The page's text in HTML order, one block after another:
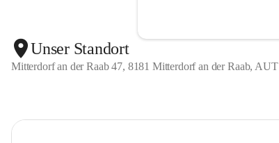
Unser Standort
Mitterdorf an der Raab 47, 8181 Mitterdorf an der Raab, AUT